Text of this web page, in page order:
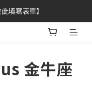
填寫表單】
金牛座